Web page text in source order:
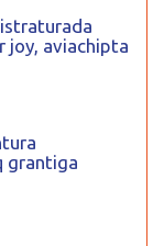
joy, aviachipta
grantiga